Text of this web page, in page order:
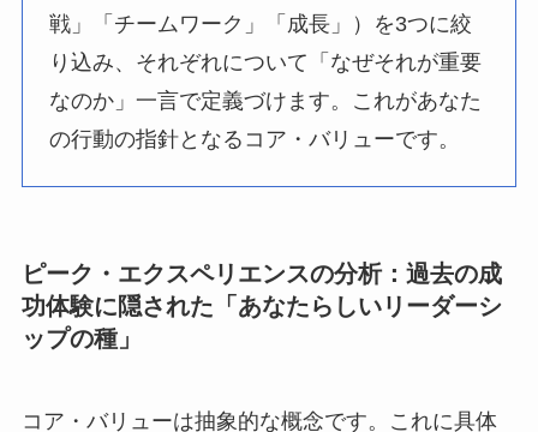
戦」「チームワーク」「成長」）を3つに絞
り込み、それぞれについて「なぜそれが重要
なのか」一言で定義づけます。これがあなた
の行動の指針となるコア・バリューです。
ピーク・エクスペリエンスの分析：過去の成
功体験に隠された「あなたらしいリーダーシ
ップの種」
コア・バリューは抽象的な概念です。これに具体